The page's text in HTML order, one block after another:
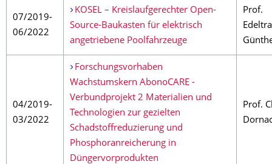
07/2019-
06/2022
KOSEL – Kreislaufgerechter Open-
Source-Baukasten für elektrisch
angetriebene Poolfahrzeuge
Prof.
04/2019-
03/2022
Forschungsvorhaben
Wachstumskern AbonoCARE -
Verbundprojekt 2 Materialien und
Technologien zur gezielten
Schadstoffreduzierung und
Phosphoranreicherung in
Düngervorprodukten
Prof.